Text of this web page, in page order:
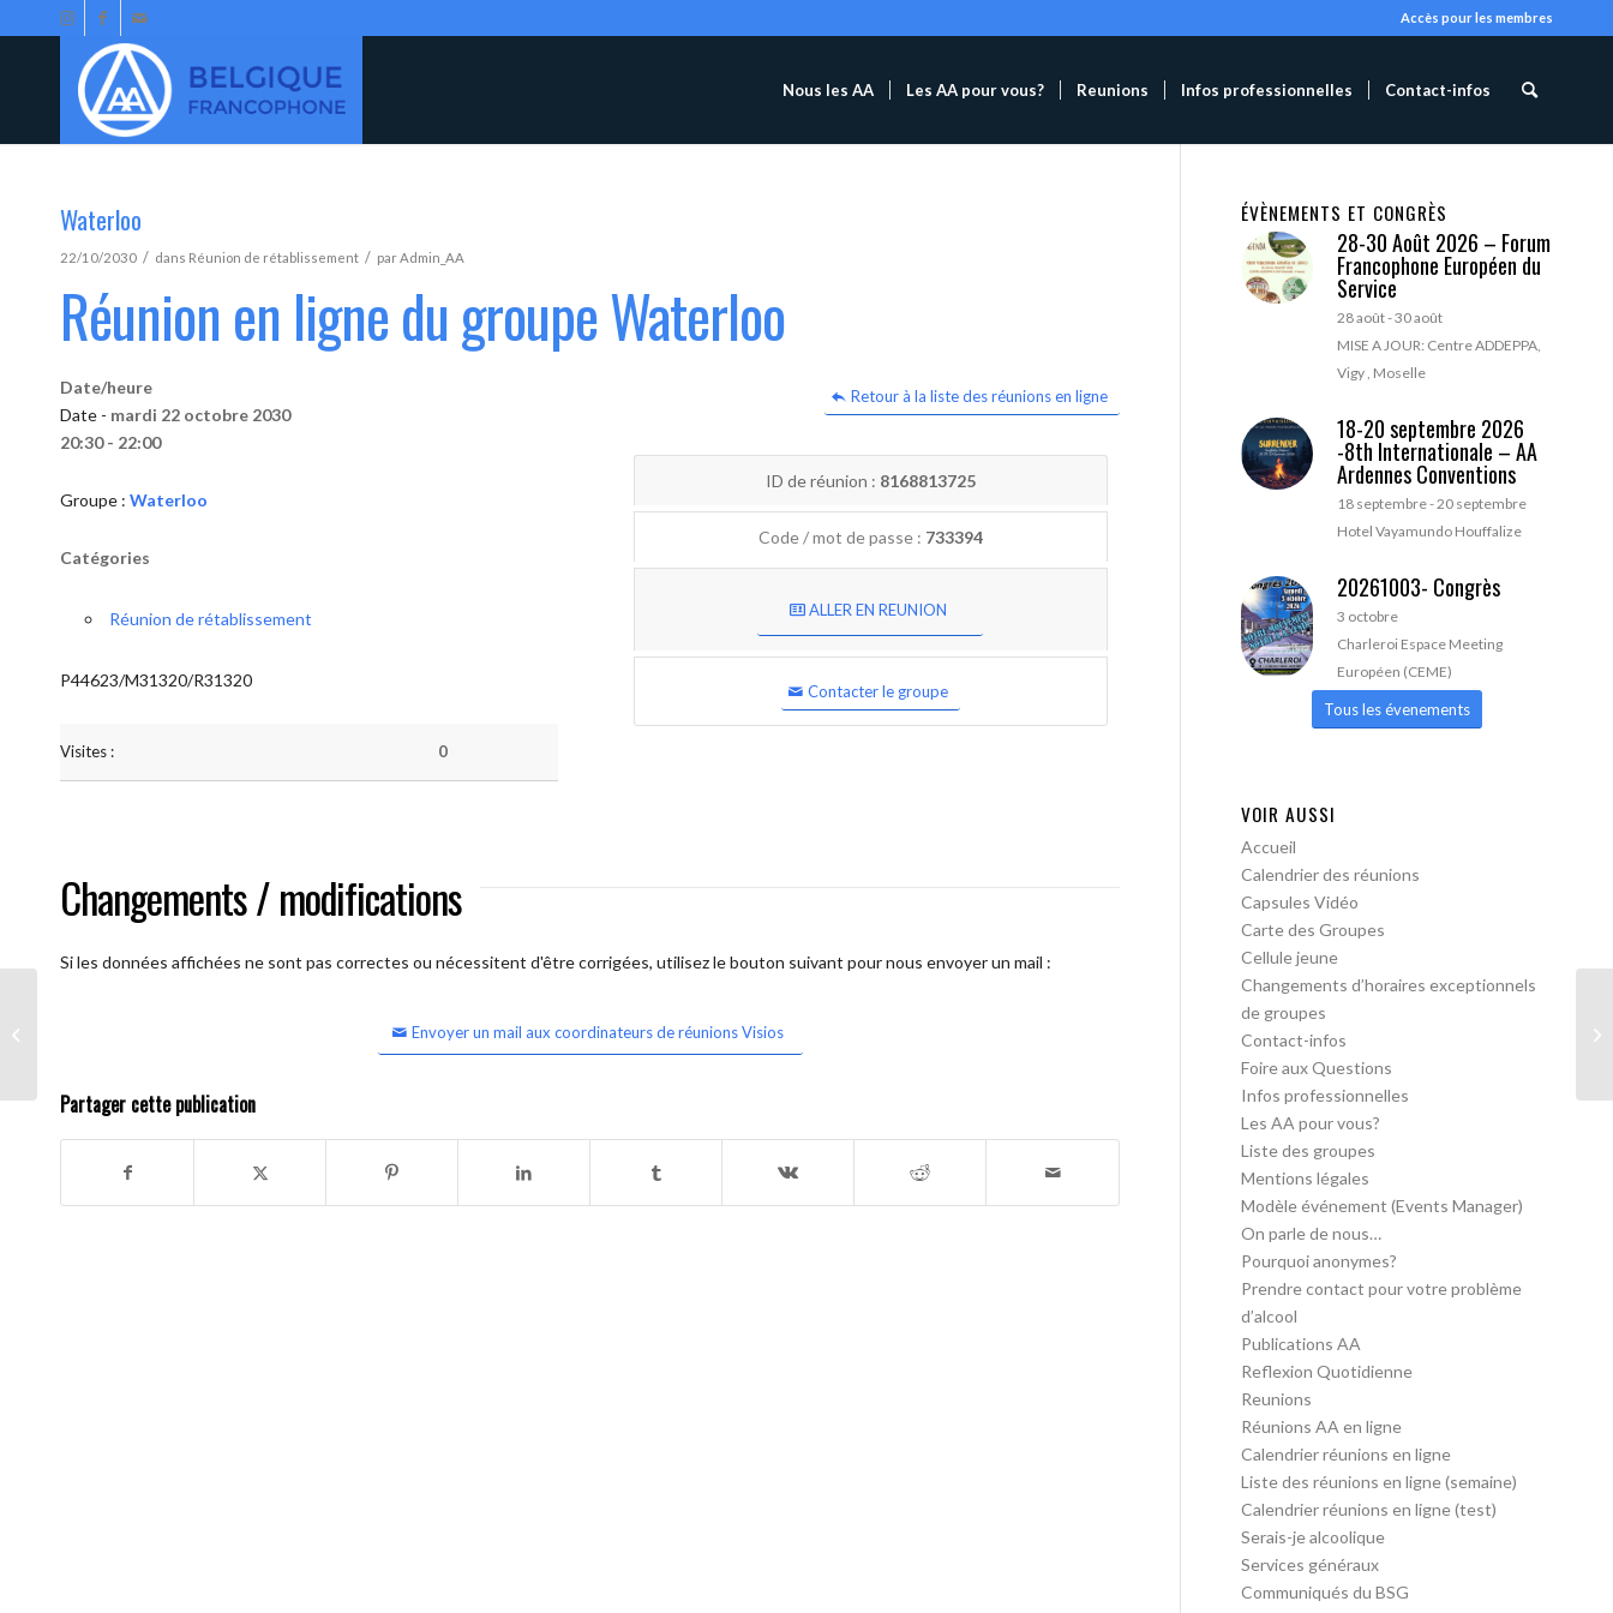
Accès pour les membres
Nous les AA Les AA pour vous? Reunions Infos professionnelles Contact-infos
Waterloo
22/10/2030 / dans Réunion de rétablissement / parAdmin_AA
Réunion en ligne du groupe Waterloo
Retour à la liste des réunions en ligne
Date/heure
Date - mardi 22 octobre 2030
20:30 - 22:00
Groupe : Waterloo
Catégories
Réunion de rétablissement
P44623/M31320/R31320
Visites : 0
ID de réunion : 8168813725
Code / mot de passe : 733394
ALLER EN REUNION
Contacter le groupe
Changements / modifications
Si les données affichées ne sont pas correctes ou nécessitent d'être corrigées, utilisez le bouton suivant pour nous envoyer un mail :
Envoyer un mail aux coordinateurs de réunions Visios
Partager cette publication
ÉVÈNEMENTS ET CONGRÈS
28-30 Août 2026 – Forum
Francophone Européen du
Service
28 août-30 août
MISE A JOUR: Centre ADDEPPA,
Vigy , Moselle
18-20 septembre 2026
-8th Internationale – AA
Ardennes Conventions
18 septembre-20 septembre
Hotel Vayamundo Houffalize
20261003- Congrès
3 octobre
Charleroi Espace Meeting
Européen (CEME)
Tous les évenements
VOIR AUSSI
Accueil
Calendrier des réunions
Capsules Vidéo
Carte des Groupes
Cellule jeune
Changements d’horaires exceptionnels
de groupes
Contact-infos
Foire aux Questions
Infos professionnelles
Les AA pour vous?
Liste des groupes
Mentions légales
Modèle événement (Events Manager)
On parle de nous…
Pourquoi anonymes?
Prendre contact pour votre problème
d’alcool
Publications AA
Reflexion Quotidienne
Reunions
Réunions AA en ligne
Calendrier réunions en ligne
Liste des réunions en ligne (semaine)
Calendrier réunions en ligne (test)
Serais-je alcoolique
Services généraux
Communiqués du BSG